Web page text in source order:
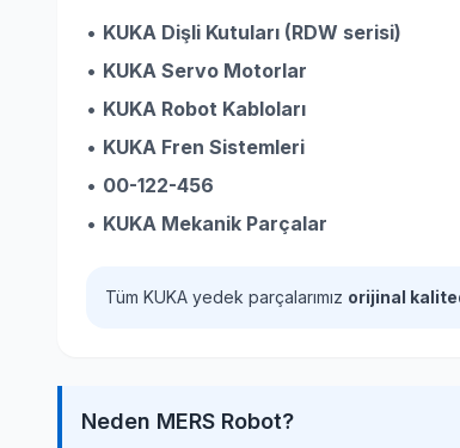
• KUKA Dişli Kutuları (RDW serisi)
• KUKA Servo Motorlar
• KUKA Robot Kabloları
• KUKA Fren Sistemleri
• 00-122-456
• KUKA Mekanik Parçalar
Tüm KUKA yedek parçalarımız orijinal
Neden MERS Robot?